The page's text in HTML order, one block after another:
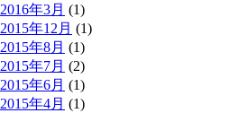
2016年3月 (1)
2015年12月 (1)
2015年8月 (1)
2015年7月 (2)
2015年6月 (1)
2015年4月 (1)